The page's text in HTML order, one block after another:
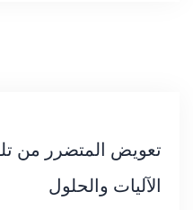
تعويض المتضرر من
الآليات والحلول